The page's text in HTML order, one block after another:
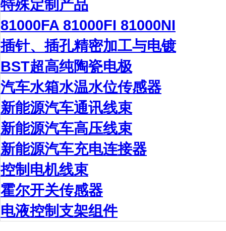
特殊定制产品
81000FA 81000FI 81000NI
插针、插孔精密加工与电镀
BST超高纯陶瓷电极
汽车水箱水温水位传感器
新能源汽车通讯线束
新能源汽车高压线束
新能源汽车充电连接器
控制电机线束
霍尔开关传感器
电液控制支架组件